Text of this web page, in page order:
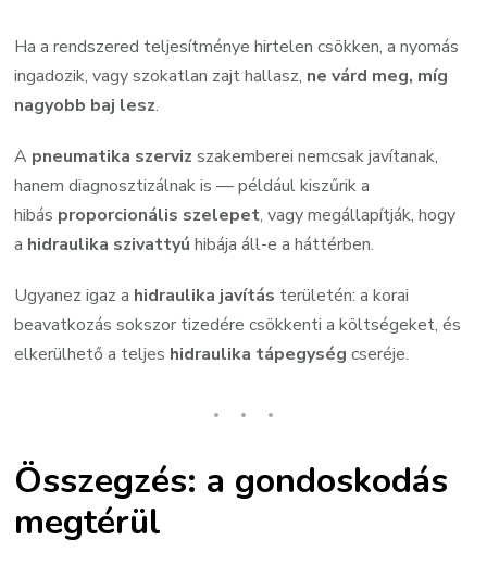
Ha a rendszered teljesítménye hirtelen csökken, a nyomás
ingadozik, vagy szokatlan zajt hallasz, ne várd meg, míg
nagyobb baj lesz.
A pneumatika szerviz szakemberei nemcsak javítanak,
hanem diagnosztizálnak is — például kiszűrik a
hibás proporcionális szelepet, vagy megállapítják, hogy
a hidraulika szivattyú hibája áll-e a háttérben.
Ugyanez igaz a hidraulika javítás területén: a korai
beavatkozás sokszor tizedére csökkenti a költségeket, és
elkerülhető a teljes hidraulika tápegység cseréje.
Összegzés: a gondoskodás
megtérül